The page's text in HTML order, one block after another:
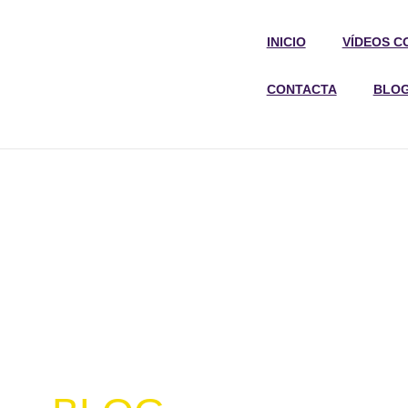
INICIO VÍDEOS
CONTACTA